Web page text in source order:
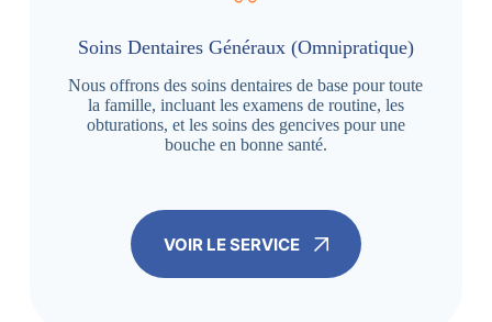
Soins Dentaires Généraux (Omnipratique)
Nous offrons des soins dentaires de base pour toute
la famille, incluant les examens de routine, les
obturations, et les soins des gencives pour une
bouche en bonne santé.
VOIR LE SERVICE